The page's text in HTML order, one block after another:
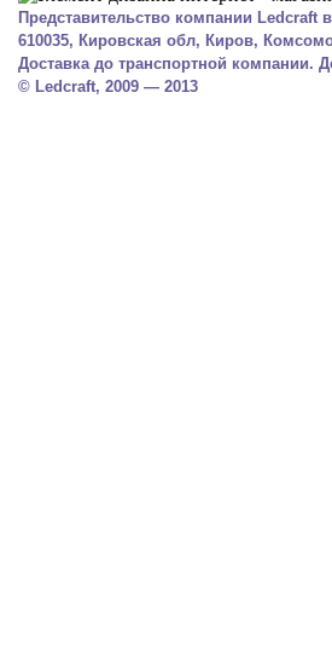
Представительство компании Ledcraft
610035, Кировская обл, Киров,
Доставка до транспортной компании.
© Ledcraft, 2009 — 2013